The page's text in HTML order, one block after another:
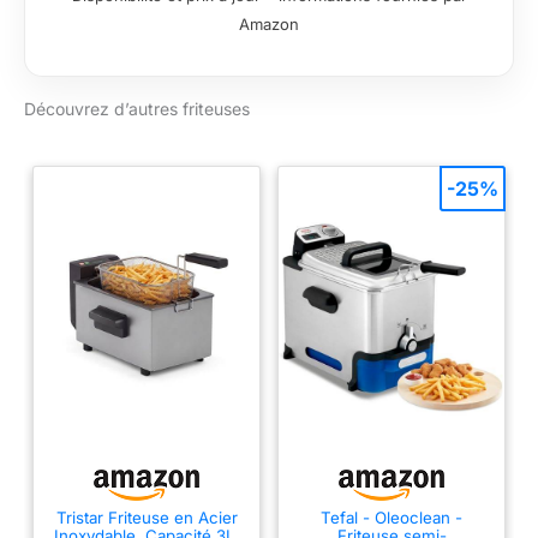
plus volumineux.
Nourrit 8+ personnes
un poulet de 2kg ou
1,5 kg de frites dans
chaque zone de 5,2L
7 FONCTIONS : Air
Fry, Max Crisp, Rôtir,
Cuire au four,
Réchauffer,
compare aux fours à
chaleur tournante
Amazon
Découvrez d’autres friteuses
Tristar Friteuse en Acier
Tefal - Oleoclean -
-25%